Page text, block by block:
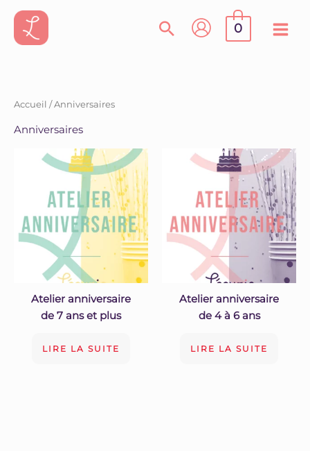
Aller
contenu
0
Accueil / Anniversaires
Anniversaires
Atelier anniversaire
de 7 ans et plus
LIRE LA SUITE
Atelier anniversaire
de 4 à 6 ans
LIRE LA SUITE